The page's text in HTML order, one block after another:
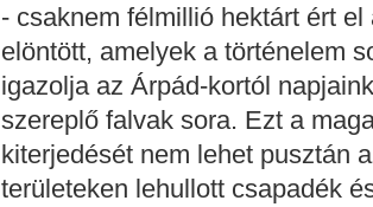
- csaknem félmillió hektárt ért
elöntött, amelyek a történelem
igazolja az Árpád-kortól
szereplő falvak sora. Ezt a
kiterjedését nem lehet pusztán
területeken lehullott csapadék